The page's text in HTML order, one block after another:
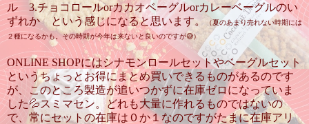
ル 3.チョコロールorカカオベーグルorカレーベーグルのい
ずれか という感じになると思います。
（夏のあまり売れない時期には
２種になるかも。その時期が今年は来ないと良いのですが😅）
ONLINE SHOPにはシナモンロールセットやベーグルセット
というちょっとお得にまとめ買いできるものがあるのです
が、このところ製造が追いつかずに在庫ゼロになっていま
した💦スミマセン。どれも大量に作れるものではないの
で、常にセットの在庫は０か１なのですがたまに在庫アリ